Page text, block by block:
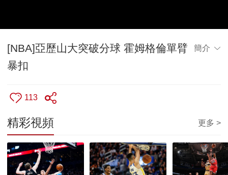
[NBA]亞歷山大突破分球 霍姆格倫單臂
暴扣
簡介
113
精彩視頻 更多 >